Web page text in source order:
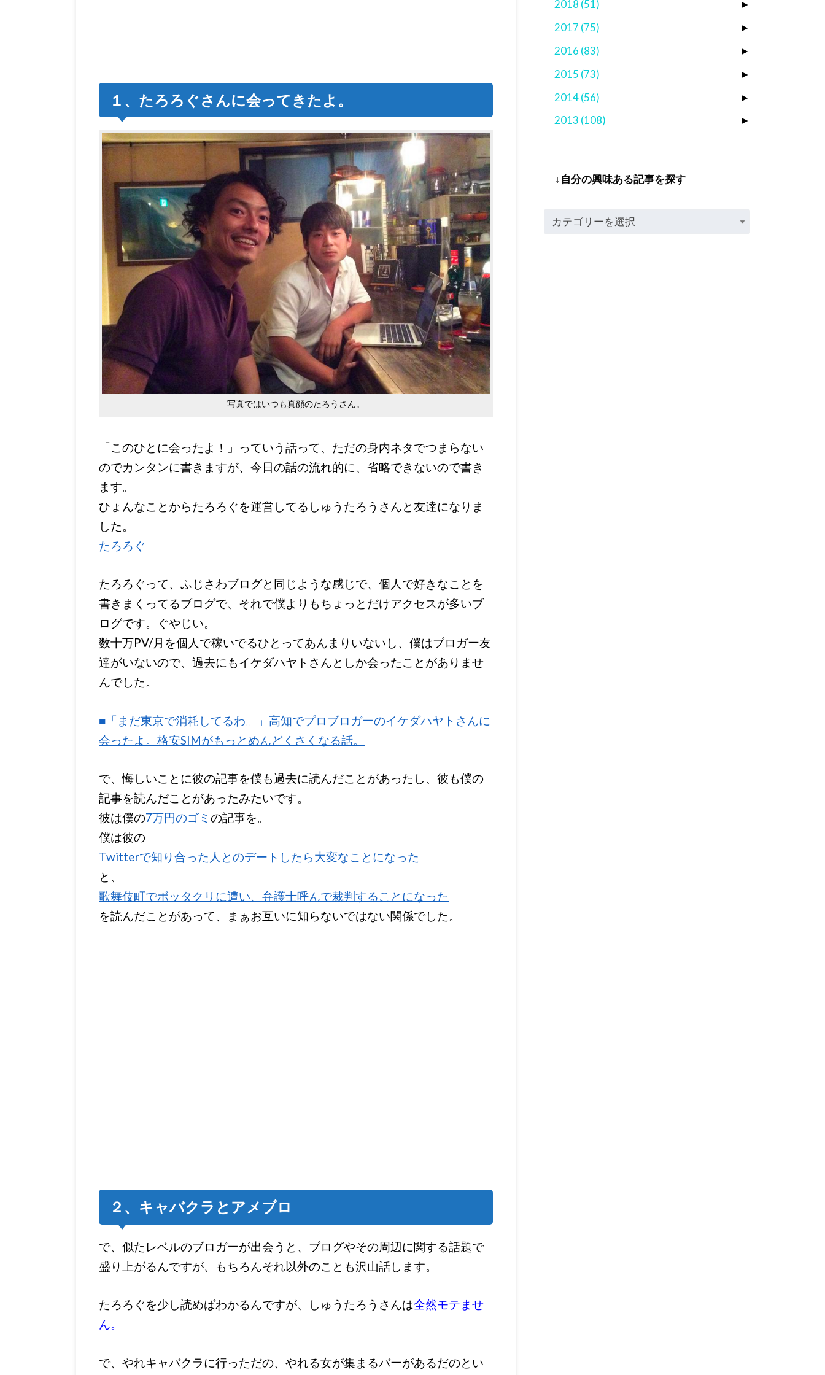
１、たろろぐさんに会ってきたよ。
写真ではいつも真顔のたろうさん。
「このひとに会ったよ！」っていう話って、ただの身内ネタでつまらない
のでカンタンに書きますが、今日の話の流れ的に、省略できないので書き
ます。
ひょんなことからたろろぐを運営してるしゅうたろうさんと友達になりま
した。
たろろぐ
たろろぐって、ふじさわブログと同じような感じで、個人で好きなことを
書きまくってるブログで、それで僕よりもちょっとだけアクセスが多いブ
ログです。ぐやじい。
数十万PV/月を個人で稼いでるひとってあんまりいないし、僕はブロガー友
達がいないので、過去にもイケダハヤトさんとしか会ったことがありませ
んでした。
■「まだ東京で消耗してるわ。」高知でプロブロガーのイケダハヤトさんに
会ったよ。格安SIMがもっとめんどくさくなる話。
で、悔しいことに彼の記事を僕も過去に読んだことがあったし、彼も僕の
記事を読んだことがあったみたいです。
彼は僕の7万円のゴミ の記事を。
僕は彼の
Twitterで知り合った人とのデートしたら大変なことになった
と、
歌舞伎町でボッタクリに遭い、弁護士呼んで裁判することになった
を読んだことがあって、まぁお互いに知らないではない関係でした。
２、キャバクラとアメブロ
で、似たレベルのブロガーが出会うと、ブログやその周辺に関する話題で
盛り上がるんですが、もちろんそれ以外のことも沢山話します。
たろろぐを少し読めばわかるんですが、しゅうたろうさんは全然モテませ
ん。
で、やれキャバクラに行っただの、やれる女が集まるバーがあるだのとい
►
2018 (51)
►
2017 (75)
►
2016 (83)
►
2015 (73)
►
2014(56)
►
2013 (108)
↓自分の興味ある記事を探す